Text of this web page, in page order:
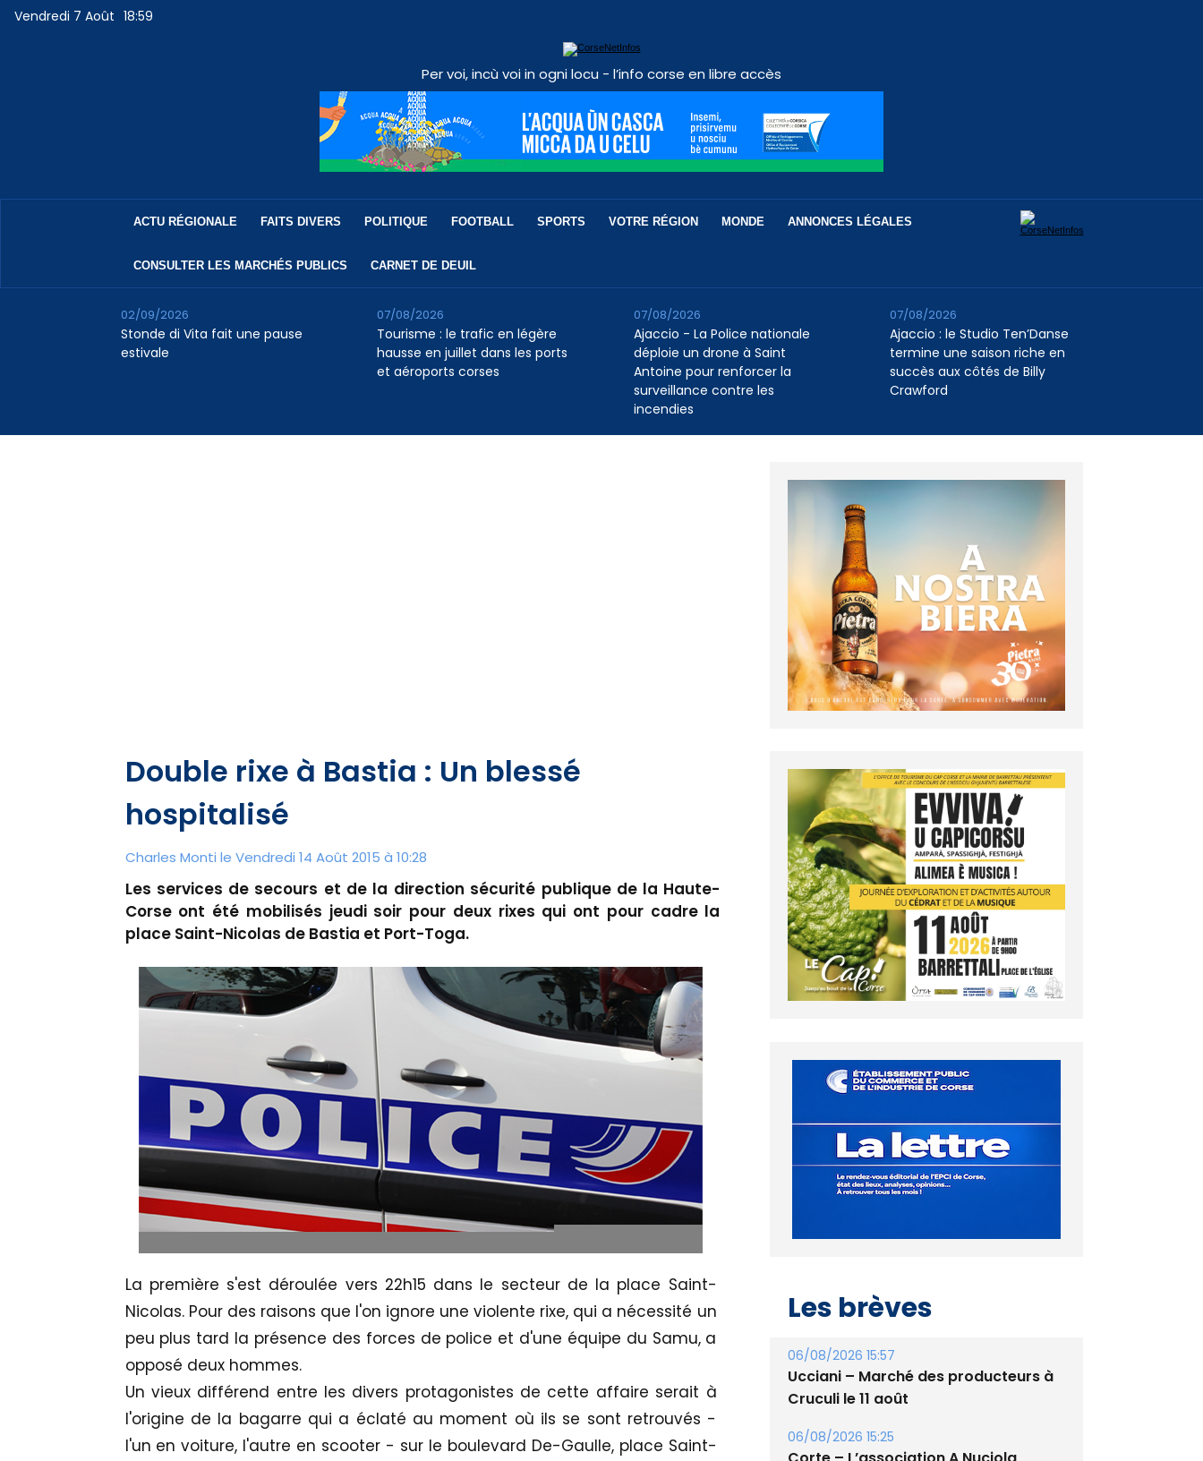
Vendredi 7 Août 18:59
Per voi, incù voi in ogni locu - l’info corse en libre accès
ACTU RÉGIONALE FAITS DIVERS POLITIQUE FOOTBALL SPORTS VOTRE RÉGION MONDE ANNONCES LÉGALES
CONSULTER LES MARCHÉS PUBLICS CARNET DE DEUIL
Stonde di Vita fait une pause
estivale
02/09/2026
Tourisme : le trafic en légère
hausse en juillet dans les ports
et aéroports corses
07/08/2026
Ajaccio - La Police nationale
déploie un drone à Saint
Antoine pour renforcer la
surveillance contre les
incendies
07/08/2026
Ajaccio : le Studio Ten’Danse
termine une saison riche en
succès aux côtés de Billy
Crawford
07/08/2026
Double rixe à Bastia : Un blessé
hospitalisé
Charles Monti le Vendredi 14 Août 2015 à 10:28
Les services de secours et de la direction sécurité publique de la Haute-
Corse ont été mobilisés jeudi soir pour deux rixes qui ont pour cadre la
place Saint-Nicolas de Bastia et Port-Toga.
La première s'est déroulée vers 22h15 dans le secteur de la place Saint-
Nicolas. Pour des raisons que l'on ignore une violente rixe, qui a nécessité un
peu plus tard la présence des forces de police et d'une équipe du Samu, a
opposé deux hommes.
Un vieux différend entre les divers protagonistes de cette affaire serait à
l'origine de la bagarre qui a éclaté au moment où ils se sont retrouvés -
l'un en voiture, l'autre en scooter - sur le boulevard De-Gaulle, place Saint-
Les brèves
06/08/2026 15:57
Cruculi le 11 août